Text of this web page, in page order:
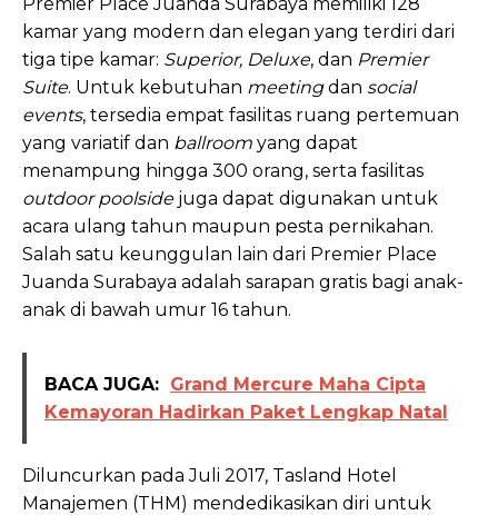
kamar yang modern dan elegan yang terdiri dari
tiga tipe kamar: Superior, Deluxe, dan Premier
Suite. Untuk kebutuhan meetingdan social
events, tersedia empat fasilitas ruang pertemuan
yang variatif dan ballroom yang dapat
menampung hingga 300 orang, serta fasilitas
outdoor poolsidejuga dapat digunakan untuk
acara ulang tahun maupun pesta pernikahan.
Salah satu keunggulan lain dari Premier Place
Juanda Surabaya adalah sarapan gratis bagi anak-
anak di bawah umur 16 tahun.
BACA JUGA: Grand Mercure Maha Cipta
Kemayoran Hadirkan Paket Lengkap Natal
Diluncurkan pada Juli 2017, Tasland Hotel
Manajemen (THM) mendedikasikan diri untuk